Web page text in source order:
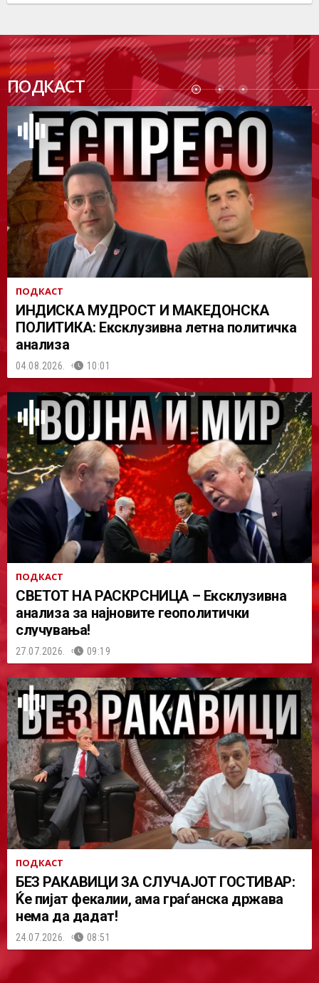
ПОДКАСТ
ПОДК
АСТ
ПОДКАСТ
ИНДИСКА МУДРОСТ И МАКЕДОНСКА
ПОЛИТИКА: Ексклузивна летна политичка
анализа
04.08.2026. 10:01
ПОДКАСТ
СВЕТОТ НА РАСКРСНИЦА – Ексклузивна
анализа за најновите геополитички
случувања!
27.07.2026. 09:19
ПОДКАСТ
БЕЗ РАКАВИЦИ ЗА СЛУЧАЈОТ ГОСТИВАР:
Ќе пијат фекалии, ама граѓанска држава
нема да дадат!
24.07.2026. 08:51